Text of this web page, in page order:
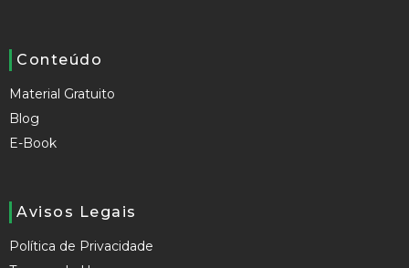
Conteúdo
Material Gratuito
Blog
E-Book
Avisos Legais
Política de Privacidade